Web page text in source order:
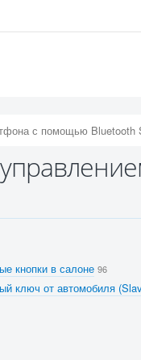
с помощью Bluetooth
кнопки в салоне 96
ключ от автомобиля